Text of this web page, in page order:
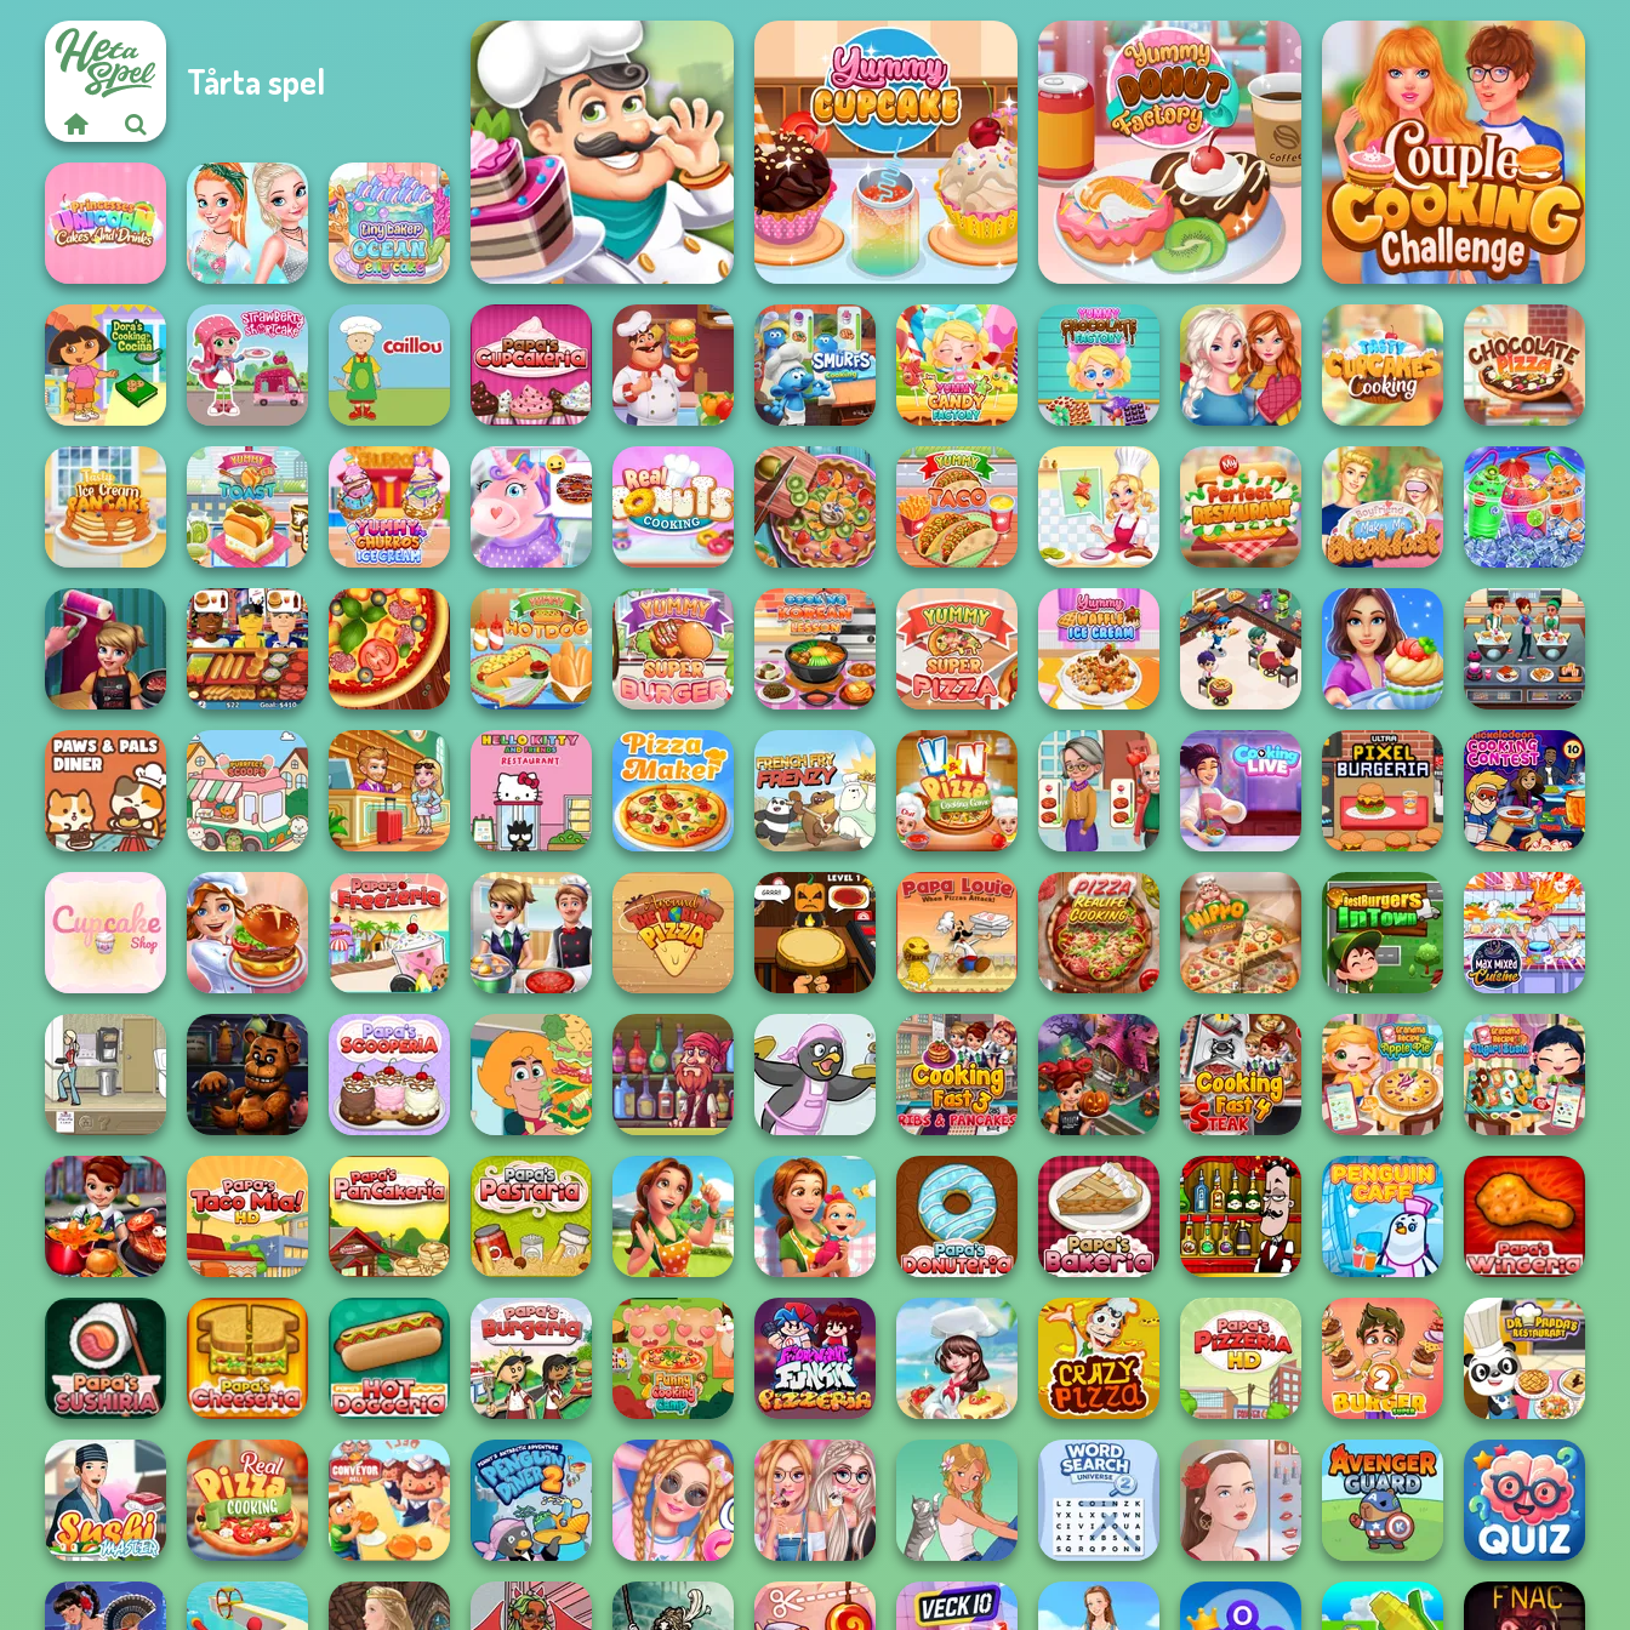
Tårta spel
Cake Shop Yummy Cupcake Yummy Donut Factory Couple Cooking Challenge
Princesses
Unicorn Cakes
And D...
Princesses
Cooking
Challenge:...
Tiny Baker Ocean
Jelly Cake
Dora Cooking in
la Cucina
Strawberry
Shortcake
Caillou Chef
Papa's
Cupcakeria
Hamburger
Cooking Mania
The Smurfs:
Cooking
Yummy Candy
Factory
Yummy
Chocolate
Factory
Sisters
Thanksgiving
Dinner
Tasty Cupcakes
Cooking
Chocolate Pizza
Tasty Ice Cream
Pancake
Yummy Toast
Yummy Churros
Ice Cream
Unicorns
Donuteria
Real Donuts
Cooking
Pie Real Life
Cooking
Yummy Taco
Michelin Star
Chef
My Perfect
Restaurant
Boyfriend Makes
Me Breakfast
Rainbow Frozen
Cook And
Decorate
Hot Dog Bush Pizza Maker Yummy Hotdog
Yummy Super
Burger
Cooking Korean
Lesson
Yummy Super
Pizza
Yummy Waffle
Ice Cream
Cooking
Restaurant
Kitchen
Cooking Stories:
Fun Cafe
Cooking Cafe
Food Chef
Paws & Pals
Diner
Purr-fect Scoops
Hotel Fever
Tycoon
Hello Kitty And
Friends Restau...
The Pizza Maker French Fry Frenzy
V And N Pizza
Cooking Game
Cooking
Madness
Cooking Live: Be
a Chef&Cook
Ultra Pixel
Burgeria
Nickelodeon
Cooking Contest
Cupcake Shop Cooking Festival Papa's Freezeria Cooking Frenzy
Around the
Worlds Pizza
Halloween
Pizzeria
Papa Louie:
When Pizzas
Attack
Pizza Real Life
Cooking
Hippo Pizza Chef
Best Burgers In
Town
Max Mixed
Cuisine
The Waitress FNAF Bartender
Papa's
Scooperia
Sandwich
Champion
Pirate Bartender
Captain's Gro...
Penguin Diner
Cooking Fast 3:
Ribs and Panca...
Cooking Fast
Halloween
Cooking Fast 4
Steak
Grandma Recipe
Apple Pie
Grandma Recipe
Nigiri Sushi
Cooking Fast Papa's Taco Mia
Papa's
Pancakeria
Papa's Pastaria
Delicious -
Emily's Home
Sweet...
Delicious -
Emily's New
Beginn...
Papa's Donuteria Papa's Bakeria
Bartender The
Right Mix
Penguin Cafe Papa's Wingeria
Papa's Sushiria Papa's Cheeseria
Papa's Hot
Doggeria
Papa's Burgeria
Funny Cooking
Camp
FNF Pizzeria Dream Chefs Crazy Pizza Papa's Pizzeria Super Burger 2
Dr Panda
Restaurant